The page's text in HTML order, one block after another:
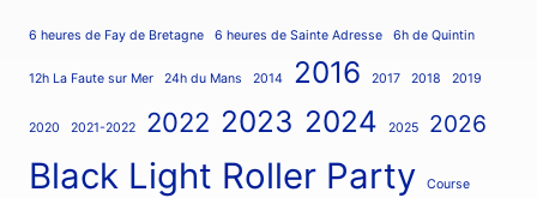
6 heures de Fay de Bretagne 6 heures de Sainte Adresse 6h de Quintin
12h La Faute sur Mer 24h du Mans 2014 2016 2017 2018 2019
2020 2021-2022 2022 2023 2024 2025 2026
Black Light Roller Party Course